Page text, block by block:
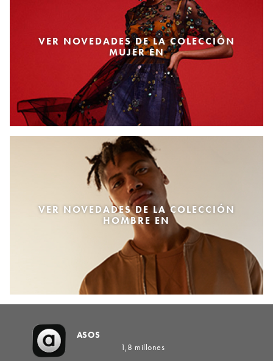
VER NOVEDADES DE LA COLECCIÓN
MUJER EN
VER NOVEDADES DE LA COLECCIÓN
HOMBRE EN
ASOS
1,8 millones